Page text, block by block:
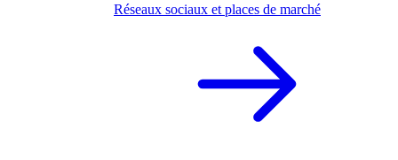
Réseaux sociaux et places de marché